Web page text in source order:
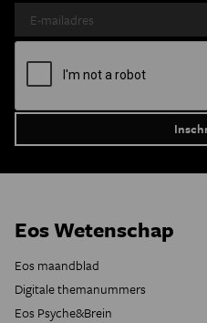
Eos Wetenschap
Eos maandblad
Digitale themanummers
Eos Psyche&Brein